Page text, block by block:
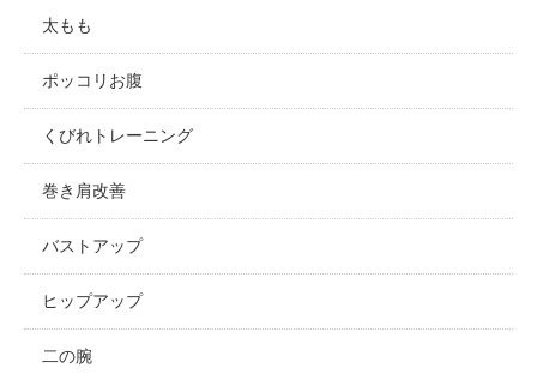
太もも
ポッコリお腹
くびれトレーニング
巻き肩改善
バストアップ
ヒップアップ
二の腕